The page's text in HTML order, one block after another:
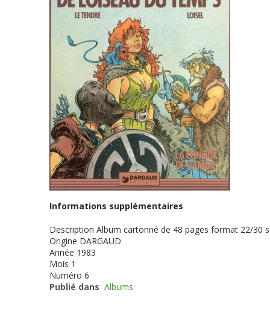
Informations supplémentaires
Description Album cartonné de 48 pages format 22/30
Origine DARGAUD
Année 1983
Mois 1
Numéro 6
Publié dans Albums